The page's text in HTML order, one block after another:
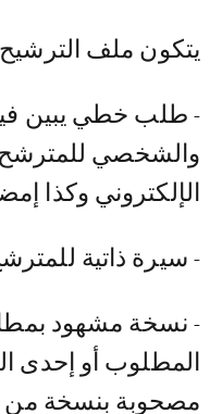
يتكون ملف الترشيح
- طلب خطي يبين
والشخصي للمترشح
الإلكتروني وكذا
- سيرة ذاتية
- نسخة مشهود
المطلوب أو إحدى
مصحوبة بنسخة من